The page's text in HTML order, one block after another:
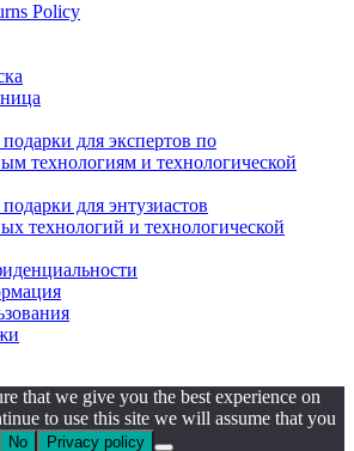
Policy
для экспертов по
технологиям и технологической
для энтузиастов
технологий и технологической
that we give you the best experience on
to use this site we will assume that you
No Privacy policy